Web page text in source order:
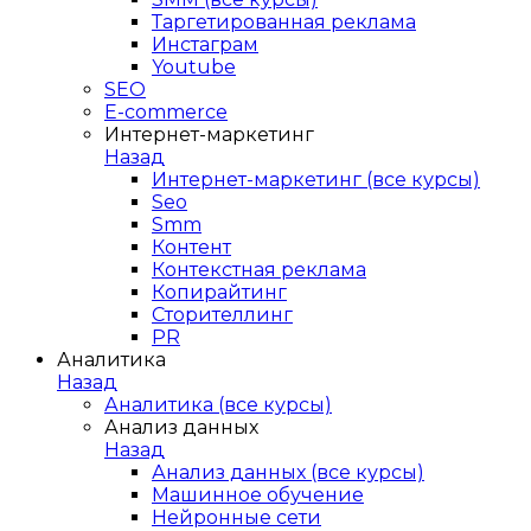
Таргетированная реклама
Инстаграм
Youtube
SEO
E-сommerce
Интернет-маркетинг
Назад
Интернет-маркетинг (все курсы)
Seo
Smm
Контент
Контекстная реклама
Копирайтинг
Сторителлинг
PR
Аналитика
Назад
Аналитика (все курсы)
Анализ данных
Назад
Анализ данных (все курсы)
Машинное обучение
Нейронные сети